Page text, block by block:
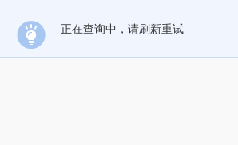
正在查询中，请刷新重试